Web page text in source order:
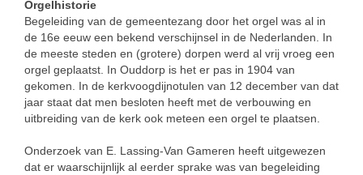
Orgelhistorie
Begeleiding van de gemeentezang door het orgel was al in
de 16e eeuw een bekend verschijnsel in de Nederlanden. In
de meeste steden en (grotere) dorpen werd al vrij vroeg een
orgel geplaatst. In Ouddorp is het er pas in 1904 van
gekomen. In de kerkvoogdijnotulen van 12 december van dat
jaar staat dat men besloten heeft met de verbouwing en
uitbreiding van de kerk ook meteen een orgel te plaatsen.
Onderzoek van E. Lassing-Van Gameren heeft uitgewezen
dat er waarschijnlijk al eerder sprake was van begeleiding